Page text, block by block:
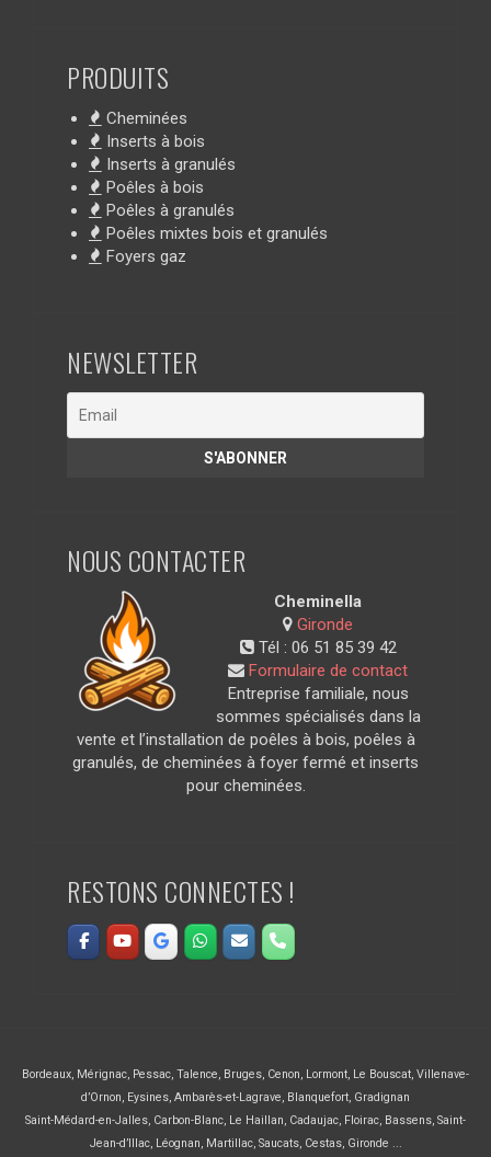
PRODUITS
Cheminées
Inserts à bois
Inserts à granulés
Poêles à bois
Poêles à granulés
Poêles mixtes bois et granulés
Foyers gaz
NEWSLETTER
NOUS CONTACTER
Cheminella
Gironde
Tél : 06 51 85 39 42
Formulaire de contact
Entreprise familiale, nous
sommes spécialisés dans la
vente et l’installation de poêles à bois, poêles à
granulés, de cheminées à foyer fermé et inserts
pour cheminées.
RESTONS CONNECTES !
Bordeaux, Mérignac, Pessac, Talence, Bruges, Cenon, Lormont, Le Bouscat, Villenave-
d’Ornon, Eysines, Ambarès-et-Lagrave, Blanquefort, Gradignan
Saint-Médard-en-Jalles, Carbon-Blanc, Le Haillan, Cadaujac, Floirac, Bassens, Saint-
Jean-d’Illac, Léognan, Martillac, Saucats, Cestas, Gironde ...